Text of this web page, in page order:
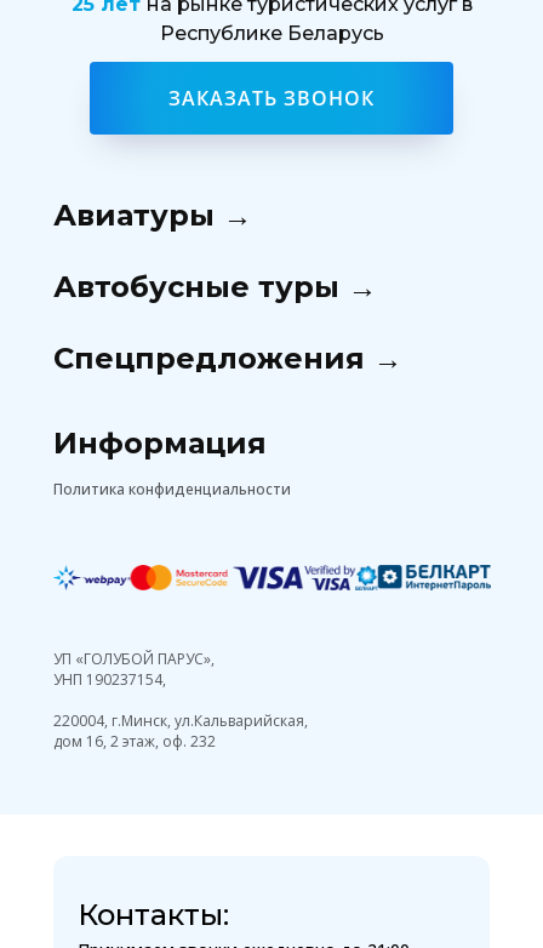
Республике Беларусь
ЗАКАЗАТЬ ЗВОНОК
Авиатуры →
Автобусные туры →
Спецпредложения →
Информация
Политика конфиденциальности
УП «ГОЛУБОЙ ПАРУС»,
УНП 190237154,
220004, г.Минск, ул.Кальварийская,
дом 16, 2 этаж, оф. 232
Контакты: